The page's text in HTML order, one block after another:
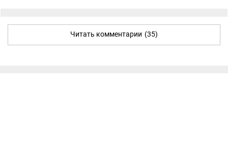
Читать комментарии (35)